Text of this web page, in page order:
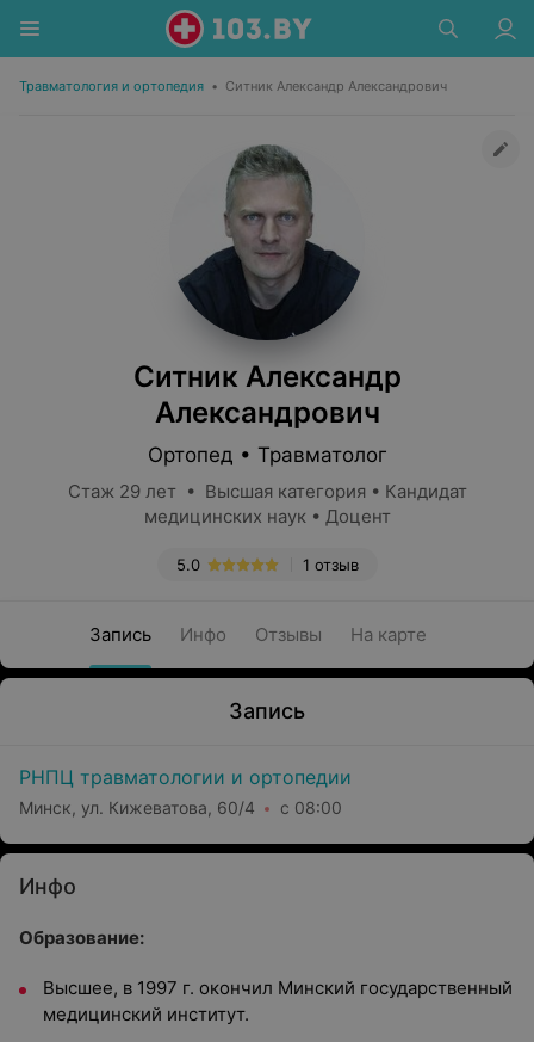
Травматология и ортопедия • Ситник Александр Александрович
Ситник Александр
Александрович
Ортопед • Травматолог
Стаж 29 лет • Высшая категория • Кандидат
медицинских наук • Доцент
1 отзыв
5.0
Запись Инфо Отзывы На карте
Запись
РНПЦ травматологии и ортопедии
Минск, ул. Кижеватова, 60/4 с 08:00
Инфо
Образование:
Высшее, в 1997 г. окончил Минский государственный
медицинский институт.